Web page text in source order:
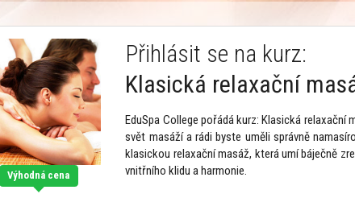
Výhodná cena
Přihlásit se na kurz:
Klasická relaxační
EduSpa College pořádá kurz: Klasická
svět masáží a rádi byste uměli správně
klasickou relaxační masáž, která umí báječně
vnitřního klidu a harmonie.